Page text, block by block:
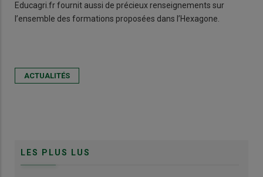
Educagri.fr fournit aussi de précieux renseignements sur
l’ensemble des formations proposées dans l’Hexagone.
ACTUALITÉS
LES PLUS LUS